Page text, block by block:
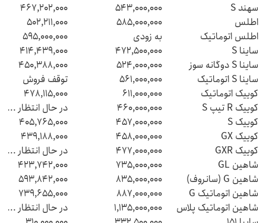
سهند S 543,000,000
467,202,000
اطلس
585,000,000
502,211,000
اطلس اتوماتیک
به زودی
595,000,000
ساینا S
472,500,000
414,439,000
ساینا S دوگانه سوز
524,000,000
450,388,000
ساینا S اتوماتیک
561,000,000
توقف فروش
کوییک اتوماتیک
611,000,000
478,115,000
کوییک R تیپ S
460,000,000
در حال انتظار ...
کوییک S
457,000,000
405,765,000
کوییک GX
458,000,000
439,188,000
کوییک GXR
477,000,000
در حال انتظار ...
شاهین GL
735,000,000
423,742,000
شاهین G (سانروف)
835,000,000
593,842,000
شاهین اتوماتیک G
887,000,000
739,655,000
شاهین اتوماتیک پلاس
1,135,000,000
در حال انتظار ...